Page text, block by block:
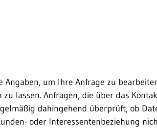
Angaben, um Ihre Anfrage zu
lassen. Anfragen, die über das
dahingehend überprüft, ob
oder Interessentenbeziehung